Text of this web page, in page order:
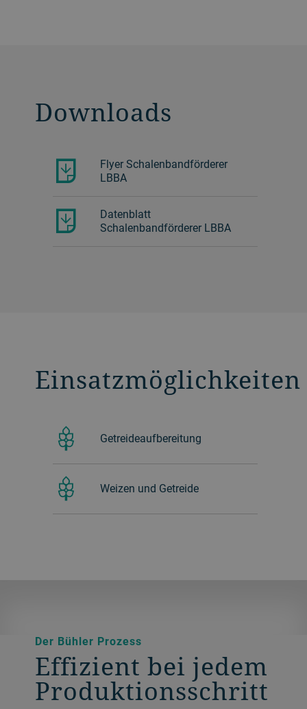
Downloads
Flyer Schalenbandförderer
LBBA
Datenblatt
Schalenbandförderer LBBA
Einsatzmöglichkeiten
Getreideaufbereitung
Weizen und Getreide
Der Bühler Prozess
Effizient bei jedem
Produktionsschritt